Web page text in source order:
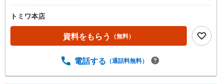
トミワ本店
資料をもらう （無料）
電話する （通話料無料）